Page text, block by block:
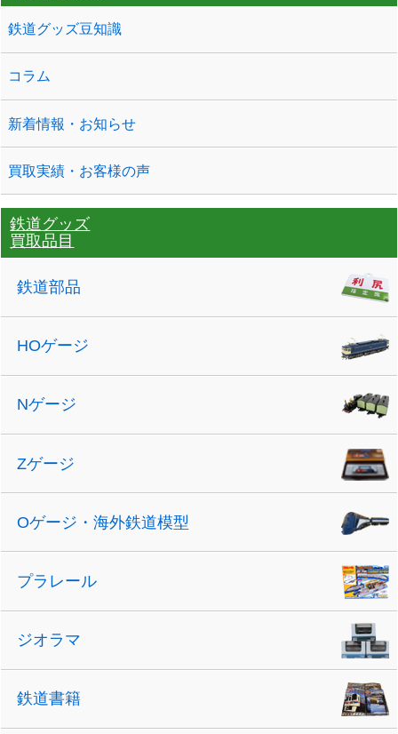
鉄道グッズ豆知識
コラム
新着情報・お知らせ
買取実績・お客様の声
鉄道グッズ
買取品目
鉄道部品
HOゲージ
Nゲージ
Zゲージ
Oゲージ・海外鉄道模型
プラレール
ジオラマ
鉄道書籍